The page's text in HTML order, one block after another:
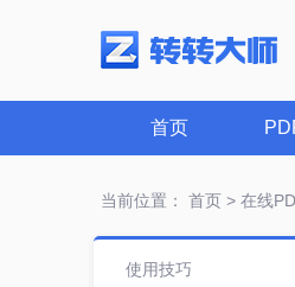
首页
当前位置： 首页> 在线
使用技巧